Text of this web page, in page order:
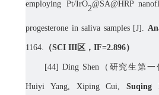
employing Pt/IrO
2
@SA@HRP
progesterone in saliva samples [J].
1164. （SCI III区， IF=2.896）
[44] Ding Shen（研究生第一
Huiyi Yang, Xiping Cui, Suqing